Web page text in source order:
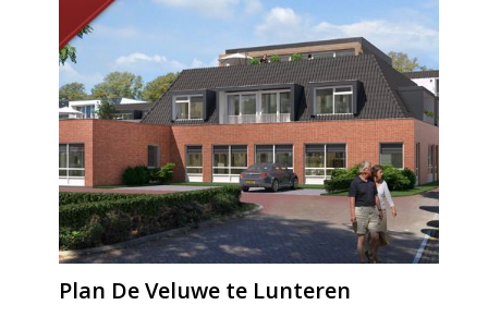
Plan De Veluwe te Lunteren